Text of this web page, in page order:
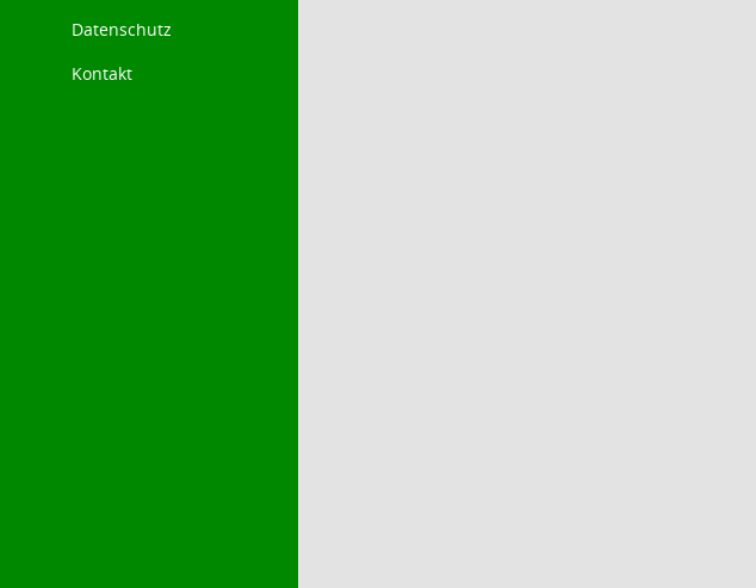
Datenschutz
Kontakt